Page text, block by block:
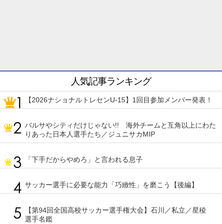
人気記事ランキング
【2026ナショナルトレセンU-15】1回目参加メンバー発表！
バルサやシティだけじゃない!! 海外チームと互角以上にわた
りあった日本人選手たち／ジュニサカMIP
「下手だからやめろ」と言われる息子
サッカー選手に必要な能力「巧緻性」を磨こう【後編】
【第94回全国高校サッカー選手権大会】石川／私立／星稜
選手名鑑